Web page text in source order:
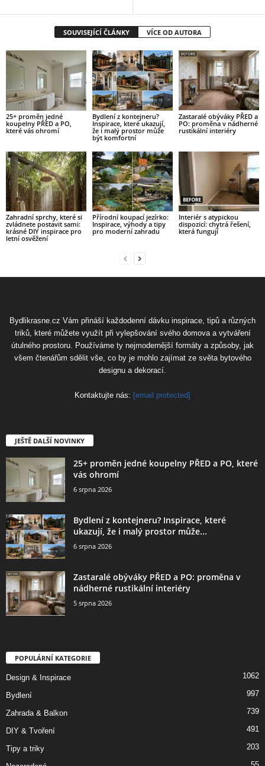
SOUVISEJÍCÍ ČLÁNKY VÍCE OD AUTORA
25+ proměn jedné
koupelny PŘED a PO,
které vás ohromí
Bydlení z kontejneru?
Inspirace, které ukazují,
že i malý prostor může
být komfortní
Zastaralé obýváky PŘED a
PO: proměna v nádherné
rustikální interiéry
Zahradní sprchy, které si
zvládnete postavit sami:
krásné DIY inspirace pro
letní osvěžení
Přírodní koupací jezírko:
Inspirace, výhody a tipy
pro moderní zahradu
Interiér s atypickou
dispozicí: chytrá řešení,
která fungují
Bydlikrasne.cz Vám přináší každodenní dávku inspirace, tipů a různých
triků, které můžete využít při vylepšování svého domova a vytváření
útulného prostoru. Používáme ty nejmodernější formáty a způsoby, jak
všem čtenářům sdělit vše, co by je mohlo zajímat ze světa bytového
designu a dekorací.
Kontaktujte nás: [email protected]
JEŠTĚ DALŠÍ NOVINKY
25+ proměn jedné koupelny PŘED a PO, které
vás ohromí
6 srpna 2026
Bydlení z kontejneru? Inspirace, které
ukazují, že i malý prostor může...
6 srpna 2026
Zastaralé obýváky PŘED a PO: proměna v
nádherné rustikální interiéry
5 srpna 2026
POPULÁRNÍ KATEGORIE
Design & Inspirace 1062
Bydlení 997
Zahrada & Balkon 739
DIY & Tvoření 491
Tipy a triky 203